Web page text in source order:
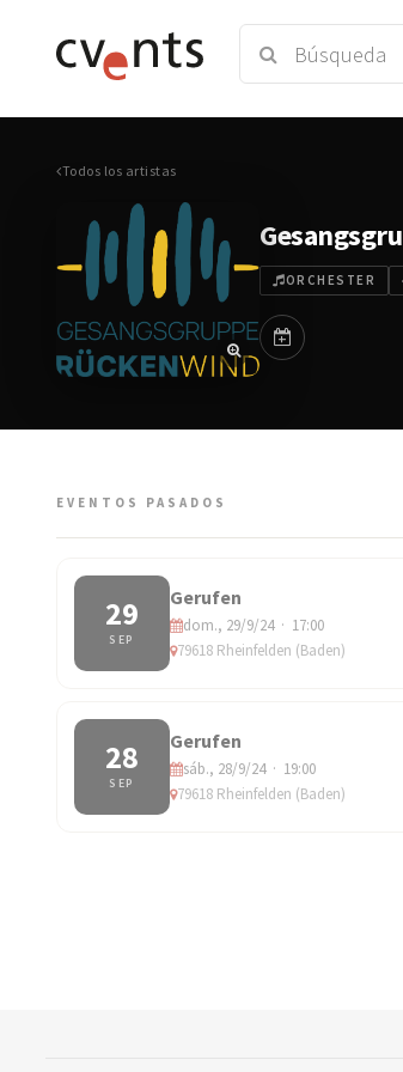
Todos los artistas
ORCHESTER
EVENTOS PASADOS
29
SEP
Gerufen
dom., 29/9/24 · 17:00
79618 Rheinfelden (Baden)
28
SEP
Gerufen
sáb., 28/9/24 · 19:00
79618 Rheinfelden (Baden)